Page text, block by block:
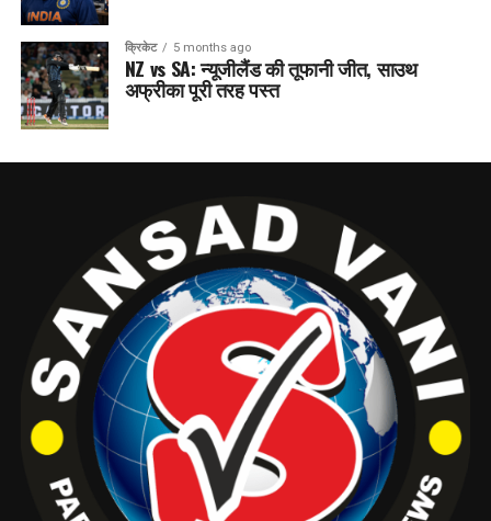
क्रिकेट 5 months ago
NZ vs SA: न्यूजीलैंड की तूफानी जीत, साउथ
अफ्रीका पूरी तरह पस्त